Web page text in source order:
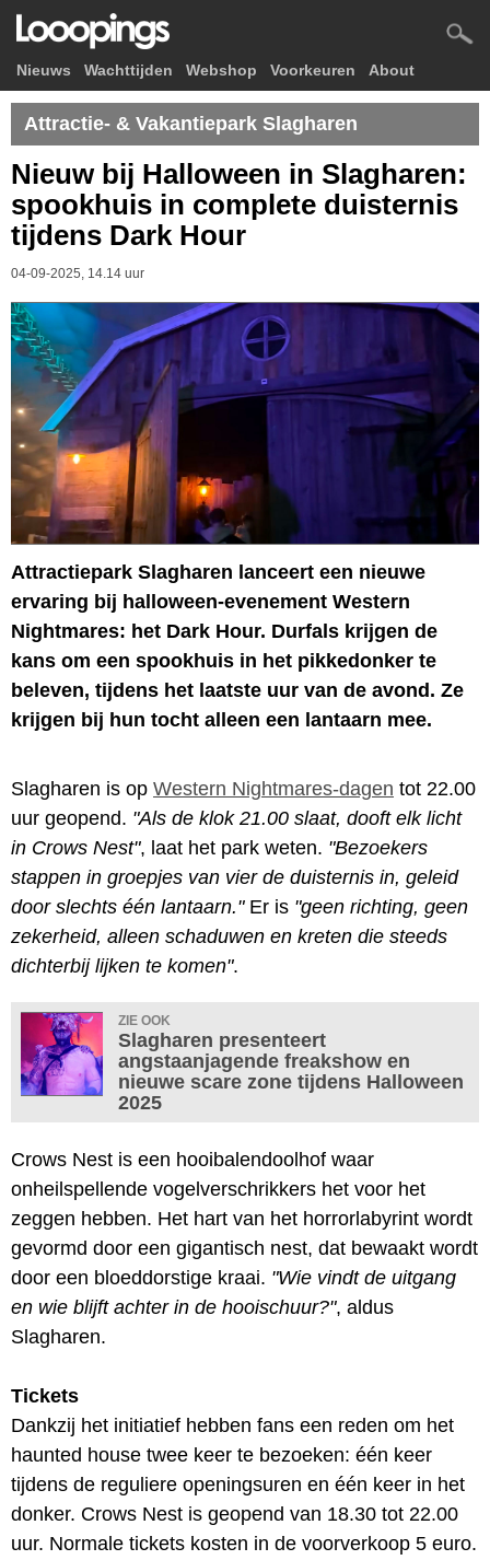
Nieuws Wachttijden Webshop Voorkeuren About
Attractie- & Vakantiepark Slagharen
Nieuw bij Halloween in Slagharen:
spookhuis in complete duisternis
tijdens Dark Hour
04-09-2025, 14.14 uur
Attractiepark Slagharen lanceert een nieuwe
ervaring bij halloween-evenement Western
Nightmares: het Dark Hour. Durfals krijgen de
kans om een spookhuis in het pikkedonker te
beleven, tijdens het laatste uur van de avond. Ze
krijgen bij hun tocht alleen een lantaarn mee.
Slagharen is op Western Nightmares-dagen tot 22.00
uur geopend. "Als de klok 21.00 slaat, dooft elk licht
in Crows Nest", laat het park weten. "Bezoekers
stappen in groepjes van vier de duisternis in, geleid
door slechts één lantaarn."Er is "geen richting, geen
zekerheid, alleen schaduwen en kreten die steeds
dichterbij lijken te komen".
ZIE OOK
Slagharen presenteert
angstaanjagende freakshow en
nieuwe scare zone tijdens Halloween
2025
Crows Nest is een hooibalendoolhof waar
onheilspellende vogelverschrikkers het voor het
zeggen hebben. Het hart van het horrorlabyrint wordt
gevormd door een gigantisch nest, dat bewaakt wordt
door een bloeddorstige kraai. "Wie vindt de uitgang
en wie blijft achter in de hooischuur?", aldus
Slagharen.
Tickets
Dankzij het initiatief hebben fans een reden om het
haunted house twee keer te bezoeken: één keer
tijdens de reguliere openingsuren en één keer in het
donker. Crows Nest is geopend van 18.30 tot 22.00
uur. Normale tickets kosten in de voorverkoop 5 euro.